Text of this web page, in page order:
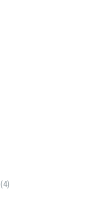
(4)